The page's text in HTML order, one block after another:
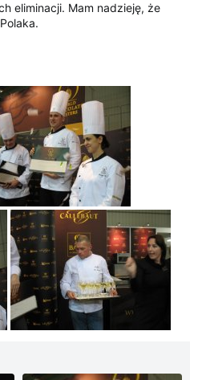
eliminacji. Mam nadzieję, że